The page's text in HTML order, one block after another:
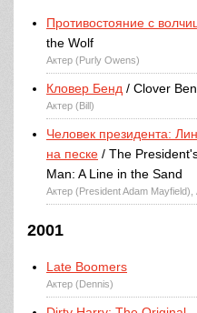
Противостояние с
the Wolf
Актер (Purly Owens)
Кловер Бенд / Clover
Актер (Bill)
Человек президента:
на песке / The
Man: A Line in the Sand
Актер (President Adam
2001
Late Boomers
Актер (Dennis)